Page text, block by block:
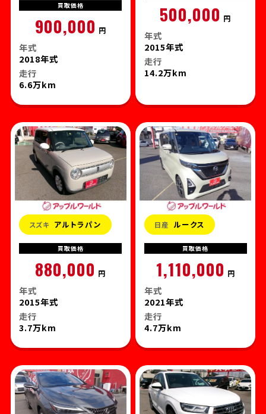
買取価格
900,000 円
年式
2018年式
走行
6.6万km
500,000 円
年式
2015年式
走行
14.2万km
スズキ アルトラパン
買取価格
880,000 円
年式
2015年式
走行
3.7万km
日産 ルークス
買取価格
1,110,000 円
年式
2021年式
走行
4.7万km